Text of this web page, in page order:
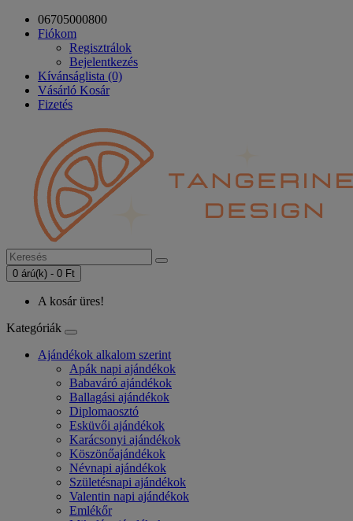
06705000800
Fiókom
Regisztrálok
Bejelentkezés
Kívánságlista (0)
Vásárló Kosár
Fizetés
0 árú(k) - 0 Ft
A kosár üres!
Kategóriák
Ajándékok alkalom szerint
Apák napi ajándékok
Babaváró ajándékok
Ballagási ajándékok
Diplomaosztó
Esküvői ajándékok
Karácsonyi ajándékok
Köszönőajándékok
Névnapi ajándékok
Születésnapi ajándékok
Valentin napi ajándékok
Emlékőr